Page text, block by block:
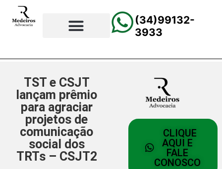
(34)99132-
3933
TST e CSJT
lançam prêmio
para agraciar
projetos de
comunicação
social dos
TRTs – CSJT2
CLIQUE
AQUI E
FALE
CONOSCO